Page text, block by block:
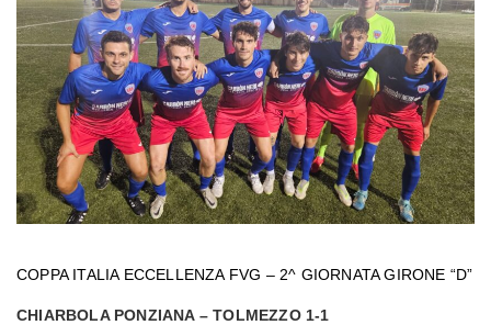
COPPA ITALIA ECCELLENZA FVG – 2^ GIORNATA GIRONE “D”
CHIARBOLA PONZIANA – TOLMEZZO 1-1